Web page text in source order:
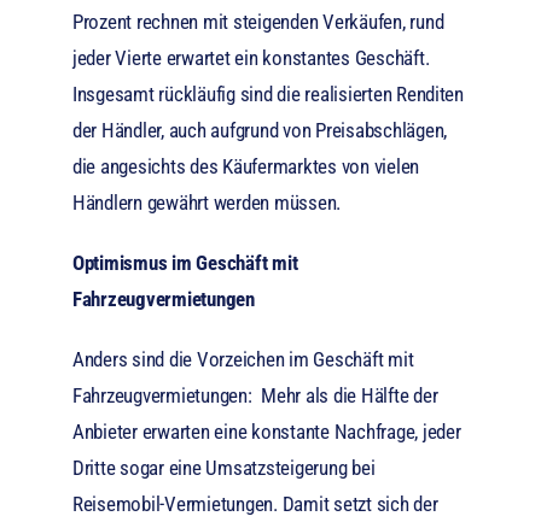
Prozent rechnen mit steigenden Verkäufen, rund
jeder Vierte erwartet ein konstantes Geschäft.
Insgesamt rückläufig sind die realisierten Renditen
der Händler, auch aufgrund von Preisabschlägen,
die angesichts des Käufermarktes von vielen
Händlern gewährt werden müssen.
Optimismus im Geschäft mit
Fahrzeugvermietungen
Anders sind die Vorzeichen im Geschäft mit
Fahrzeugvermietungen: Mehr als die Hälfte der
Anbieter erwarten eine konstante Nachfrage, jeder
Dritte sogar eine Umsatzsteigerung bei
Reisemobil-Vermietungen. Damit setzt sich der